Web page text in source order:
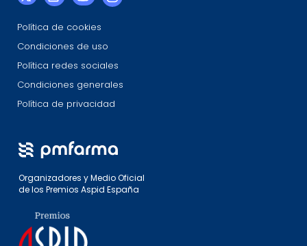
Política de cookies
Condiciones de uso
Política redes sociales
Condiciones generales
Política de privacidad
Organizadores y Medio Oficial
de los Premios Aspid España